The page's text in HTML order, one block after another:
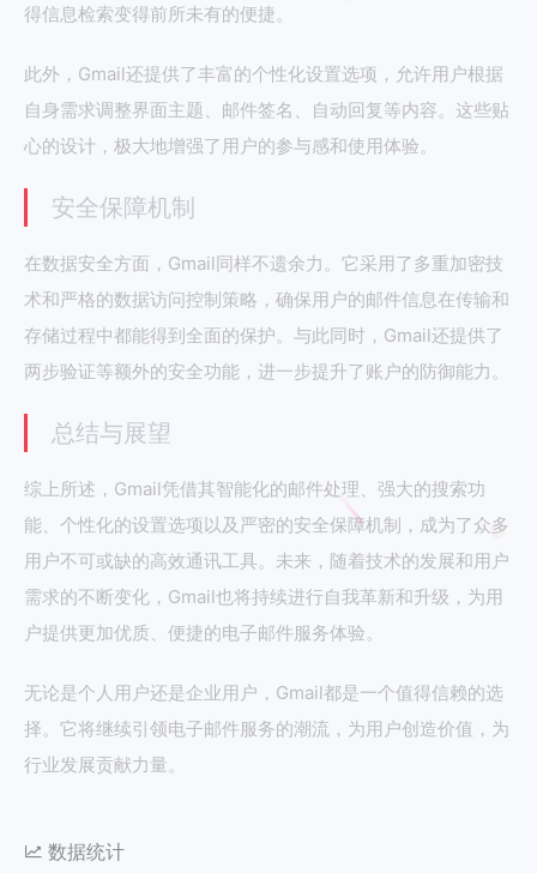
得信息检索变得前所未有的便捷。
此外，Gmail还提供了丰富的个性化设置选项，允许用户根据
自身需求调整界面主题、邮件签名、自动回复等内容。这些贴
心的设计，极大地增强了用户的参与感和使用体验。
安全保障机制
在数据安全方面，Gmail同样不遗余力。它采用了多重加密技
术和严格的数据访问控制策略，确保用户的邮件信息在传输和
存储过程中都能得到全面的保护。与此同时，Gmail还提供了
两步验证等额外的安全功能，进一步提升了账户的防御能力。
总结与展望
综上所述，Gmail凭借其智能化的邮件处理、强大的搜索功
能、个性化的设置选项以及严密的安全保障机制，成为了众多
用户不可或缺的高效通讯工具。未来，随着技术的发展和用户
需求的不断变化，Gmail也将持续进行自我革新和升级，为用
户提供更加优质、便捷的电子邮件服务体验。
无论是个人用户还是企业用户，Gmail都是一个值得信赖的选
择。它将继续引领电子邮件服务的潮流，为用户创造价值，为
行业发展贡献力量。
数据统计